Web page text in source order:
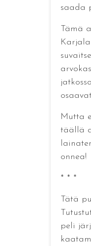
saada
Tämä
Mutta
täällä
onnea!
* * *
Tätä
peli